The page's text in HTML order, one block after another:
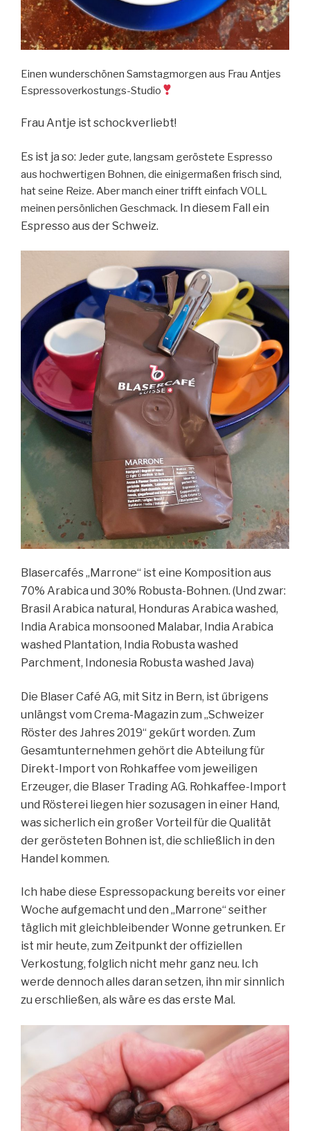
Einen wunderschönen Samstagmorgen aus Frau Antjes
Espressoverkostungs-Studio
Frau Antje ist schockverliebt!
Es ist ja so: Jeder gute, langsam geröstete Espresso
aus hochwertigen Bohnen, die einigermaßen frisch sind,
hat seine Reize. Aber manch einer trifft einfach VOLL
meinen persönlichen Geschmack. In diesem Fall ein
Espresso aus der Schweiz.
Blasercafés „Marrone“ ist eine Komposition aus
70% Arabica und 30% Robusta-Bohnen. (Und zwar:
Brasil Arabica natural, Honduras Arabica washed,
India Arabica monsooned Malabar, India Arabica
washed Plantation, India Robusta washed
Parchment, Indonesia Robusta washed Java)
Die Blaser Café AG, mit Sitz in Bern, ist űbrigens
unlängst vom Crema-Magazin zum „Schweizer
Röster des Jahres 2019“ gekűrt worden. Zum
Gesamtunternehmen gehört die Abteilung für
Direkt-Import von Rohkaffee vom jeweiligen
Erzeuger, die Blaser Trading AG. Rohkaffee-Import
und Rösterei liegen hier sozusagen in einer Hand,
was sicherlich ein großer Vorteil für die Qualität
der gerösteten Bohnen ist, die schließlich in den
Handel kommen.
Ich habe diese Espressopackung bereits vor einer
Woche aufgemacht und den „Marrone“ seither
täglich mit gleichbleibender Wonne getrunken. Er
ist mir heute, zum Zeitpunkt der offiziellen
Verkostung, folglich nicht mehr ganz neu. Ich
werde dennoch alles daran setzen, ihn mir sinnlich
zu erschließen, als wäre es das erste Mal.